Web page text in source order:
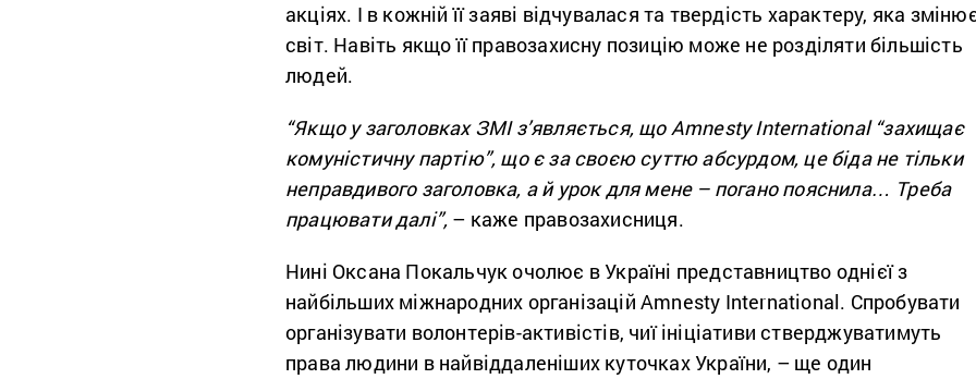
акціях. І в кожній її заяві відчувалася та твердість характеру, яка
світ. Навіть якщо її правозахисну позицію може не розділяти більшість
людей.
“Якщо у заголовках ЗМІ з’являється, щоAmnestyInternational “захищає
комуністичну партію”, що є за своєю суттю абсурдом, це біда не тільки
неправдивого заголовка, а й урок для мене – погано пояснила… Треба
працювати далі”, – каже правозахисниця.
Нині Оксана Покальчук очолює в Україні представництво однієї з
найбільших міжнародних організацій Amnesty International. Спробувати
організувати волонтерів-активістів, чиї ініціативи стверджуватимуть
права людини в найвіддаленіших куточках України, – ще один